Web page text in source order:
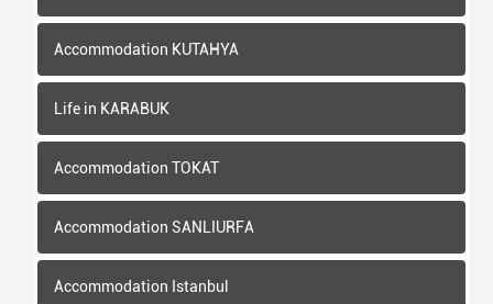
Accommodation KUTAHYA
Life in KARABUK
Accommodation TOKAT
Accommodation SANLIURFA
Accommodation Istanbul